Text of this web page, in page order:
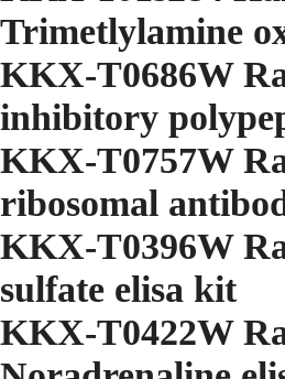
Trimetlylamine
KKX-T0686W
inhibitory
KKX-T0757W
ribosomal
KKX-T0396W
sulfate elisa kit
KKX-T0422W